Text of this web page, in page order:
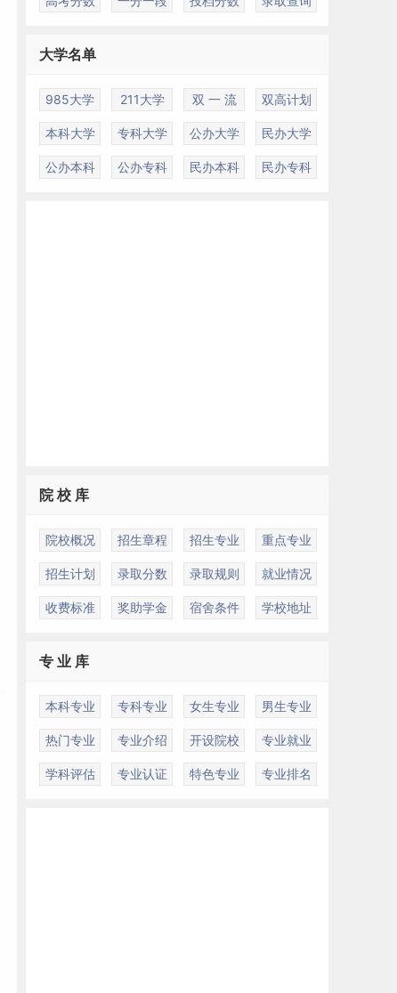
大学名单
985大学 211大学 双 一 流 双高计划
本科大学 专科大学 公办大学 民办大学
公办本科 公办专科 民办本科 民办专科
院 校 库
院校概况 招生章程 招生专业 重点专业
招生计划 录取分数 录取规则 就业情况
收费标准 奖助学金 宿舍条件 学校地址
专 业 库
本科专业 专科专业 女生专业 男生专业
热门专业 专业介绍 开设院校 专业就业
学科评估 专业认证 特色专业 专业排名